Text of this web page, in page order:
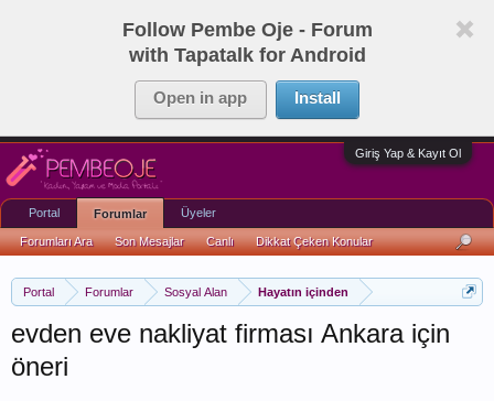
Follow Pembe Oje - Forum
with Tapatalk for Android
Open in app Install
Giriş Yap & Kayıt Ol
Portal Forumlar Sosyal Alan Hayatın içinden
evden eve nakliyat firması Ankara için
öneri
Portal Forumlar
Forumları Ara Son Mesajlar Canlı Dikkat Çeken Konular
Üyeler